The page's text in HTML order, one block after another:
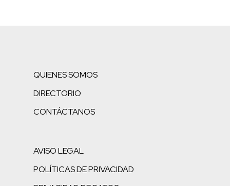
QUIENES SOMOS
DIRECTORIO
CONTÁCTANOS
AVISO LEGAL
POLÍTICAS DE PRIVACIDAD